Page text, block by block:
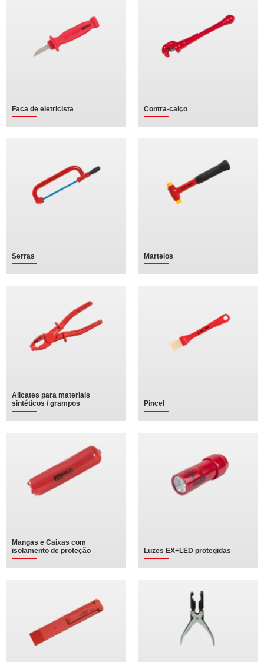
Faca de eletricista Contra-calço
Serras Martelos
Alicates para materiais
sintéticos / grampos
Pincel
Mangas e Caixas com
isolamento de proteção
Luzes EX+LED protegidas